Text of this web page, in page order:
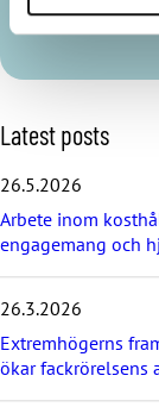
S
k
i
l
a
t
s
t
p
Latest posts
26.5.2026
Arbete inom
engagemang och
26.3.2026
Extremhögerns
ökar fackrörelsens